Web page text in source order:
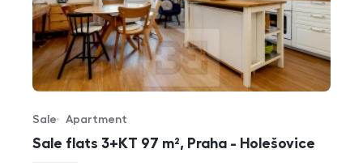
Sale flats 3+KT 97 m², Praha - Holešovice
Offer type
Sale
Property type
Apartment